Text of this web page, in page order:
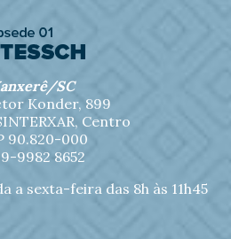
SC
Konder, 899
Centro
90.820-000
9982 8652
a sexta-feira das 8h às 11h45